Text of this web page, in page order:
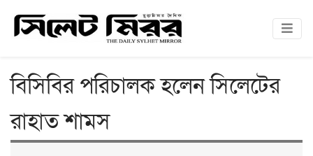
বিসিবির পরিচালক হলেন সিলেটের
রাহাত শামস